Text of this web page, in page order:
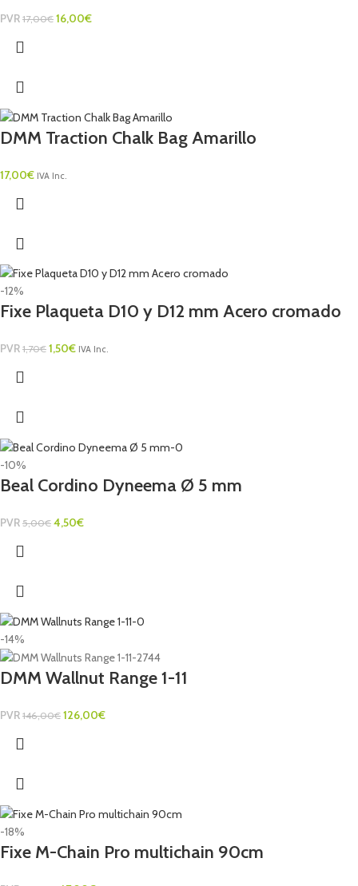
PVR 17,00€ 16,00€
DMM Traction Chalk Bag Amarillo
17,00€ IVA Inc.
-12%
Fixe Plaqueta D10 y D12 mm Acero cromado
PVR 1,70€ 1,50€ IVA Inc.
-10%
Beal Cordino Dyneema Ø 5 mm
PVR 5,00€ 4,50€
-14%
DMM Wallnut Range 1-11
PVR 146,00€ 126,00€
-18%
Fixe M-Chain Pro multichain 90cm